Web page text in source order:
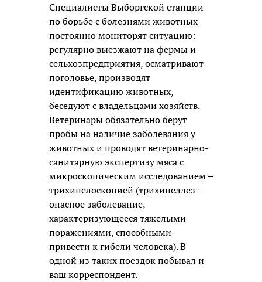
Специалисты Выборгской станции
по борьбе с болезнями животных
постоянно мониторят ситуацию:
регулярно выезжают на фермы и
сельхозпредприятия, осматривают
поголовье, производят
идентификацию животных,
беседуют с владельцами хозяйств.
Ветеринары обязательно берут
пробы на наличие заболевания у
животных и проводят ветеринарно-
санитарную экспертизу мяса с
микроскопическим исследованием –
трихинелоскопией (трихинеллез –
опасное заболевание,
характеризующееся тяжелыми
поражениями,способными
привести к гибели человека). В
одной из таких поездок побывал и
ваш корреспондент.